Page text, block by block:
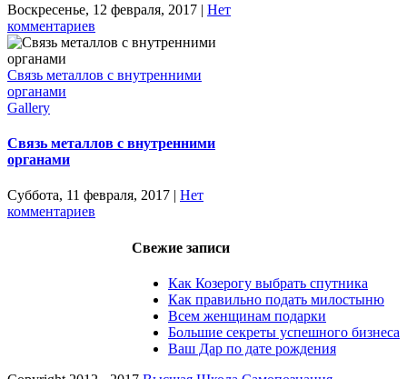
Воскресенье, 12 февраля, 2017 | Нет
комментариев
Связь металлов с внутренними
органами
Gallery
Связь металлов с внутренними
органами
Суббота, 11 февраля, 2017 | Нет
комментариев
Свежие записи
Как Козерогу выбрать спутника
Как правильно подать милостыню
Всем женщинам подарки
Большие секреты успешного бизнеса
Ваш Дар по дате рождения